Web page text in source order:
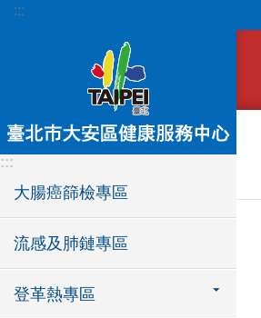
跳到主要內容區塊
:::
:::
大腸癌篩檢專區
流感及肺鏈專區
登革熱專區